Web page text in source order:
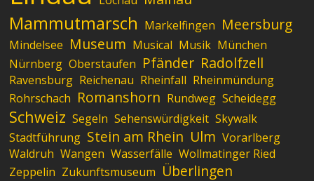
Mammutmarsch Markelfingen Meersburg
Mindelsee Museum Musical Musik München
Nürnberg Oberstaufen Pfänder Radolfzell
Ravensburg Reichenau Rheinfall Rheinmündung
Rohrschach Romanshorn Rundweg Scheidegg
Schweiz Segeln Sehenswürdigkeit Skywalk
Stadtführung Stein am Rhein Ulm Vorarlberg
Waldruh Wangen Wasserfälle Wollmatinger Ried
Zeppelin Zukunftsmuseum Überlingen